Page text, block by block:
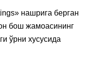
нашрига берган
бош жамоасининг
ўрни хусусида